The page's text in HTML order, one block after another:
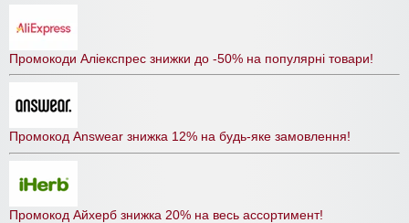
Промокоди Аліекспрес знижки до -50% на популярні товари!
Промокод Answear знижка 12% на будь-яке замовлення!
Промокод Айхерб знижка 20% на весь ассортимент!